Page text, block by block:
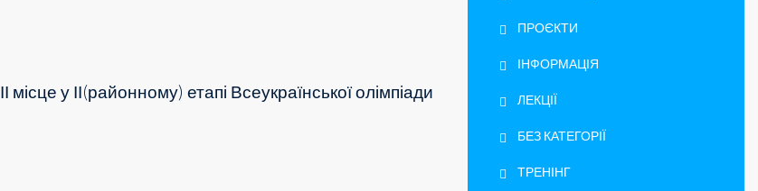
ІІ місце у ІІ(районному) етапі Всеукраїнської олімпіади
ПРОЄКТИ
ІНФОРМАЦІЯ
ЛЕКЦІЇ
БЕЗ КАТЕГОРІЇ
ТРЕНІНГ